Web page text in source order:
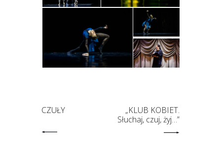
CZUŁY
„KLUB KOBIET.
Słuchaj, czuj, żyj…”